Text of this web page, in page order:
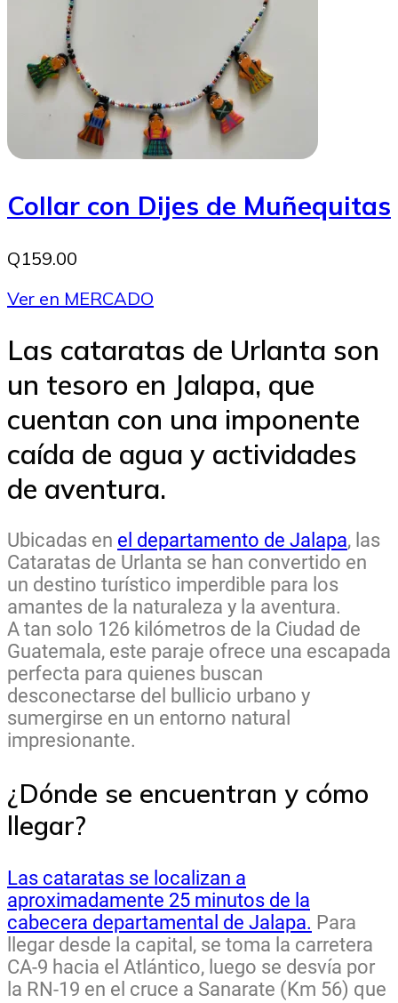
Collar con Dijes de Muñequitas
Q159.00
Ver en MERCADO
Las cataratas de Urlanta son
un tesoro en Jalapa, que
cuentan con una imponente
caída de agua y actividades
de aventura.
Ubicadas en el departamento de Jalapa, las
Cataratas de Urlanta se han convertido en
un destino turístico imperdible para los
amantes de la naturaleza y la aventura.
A tan solo 126 kilómetros de la Ciudad de
Guatemala, este paraje ofrece una escapada
perfecta para quienes buscan
desconectarse del bullicio urbano y
sumergirse en un entorno natural
impresionante.
¿Dónde se encuentran y cómo
llegar?
Las cataratas se localizan a
aproximadamente 25 minutos de la
cabecera departamental de Jalapa. Para
llegar desde la capital, se toma la carretera
CA-9 hacia el Atlántico, luego se desvía por
la RN-19 en el cruce a Sanarate (Km 56) que